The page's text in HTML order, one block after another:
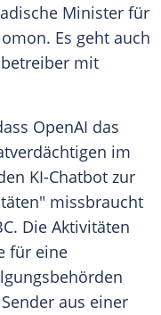
Minister für
Es geht auch
mit
OpenAI das
im
KI-Chatbot zur
missbraucht
Die Aktivitäten
für eine
aus einer